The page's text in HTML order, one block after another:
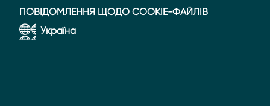
ПОВІДОМЛЕННЯ ЩОДО COOKIE-ФАЙЛІВ
Україна